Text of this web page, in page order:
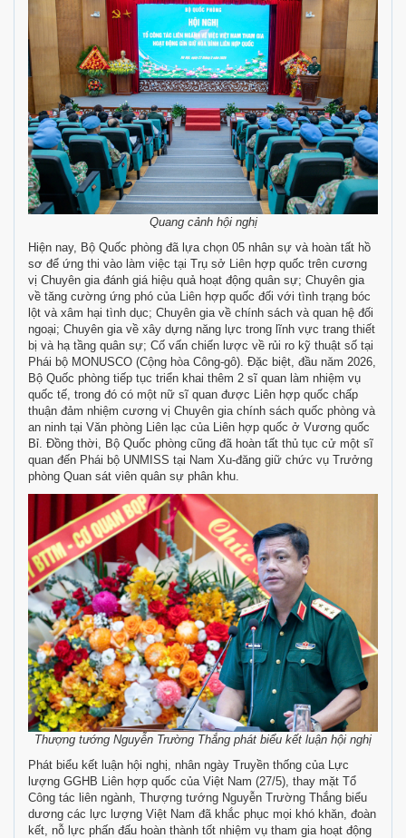
Quang cảnh hội nghị
Hiện nay, Bộ Quốc phòng đã lựa chọn 05 nhân sự và hoàn tất hồ
sơ để ứng thi vào làm việc tại Trụ sở Liên hợp quốc trên cương
vị Chuyên gia đánh giá hiệu quả hoạt động quân sự; Chuyên gia
về tăng cường ứng phó của Liên hợp quốc đối với tình trạng bóc
lột và xâm hại tình dục; Chuyên gia về chính sách và quan hệ đối
ngoại; Chuyên gia về xây dựng năng lực trong lĩnh vực trang thiết
bị và hạ tầng quân sự; Cố vấn chiến lược về rủi ro kỹ thuật số tại
Phái bộ MONUSCO (Cộng hòa Công-gô). Đặc biệt, đầu năm 2026,
Bộ Quốc phòng tiếp tục triển khai thêm 2 sĩ quan làm nhiệm vụ
quốc tế, trong đó có một nữ sĩ quan được Liên hợp quốc chấp
thuận đảm nhiệm cương vị Chuyên gia chính sách quốc phòng và
an ninh tại Văn phòng Liên lạc của Liên hợp quốc ở Vương quốc
Bỉ. Đồng thời, Bộ Quốc phòng cũng đã hoàn tất thủ tục cử một sĩ
quan đến Phái bộ UNMISS tại Nam Xu-đăng giữ chức vụ Trưởng
phòng Quan sát viên quân sự phân khu.
Thượng tướng Nguyễn Trường Thắng phát biểu kết luận hội nghị
Phát biểu kết luận hội nghị, nhân ngày Truyền thống của Lực
lượng GGHB Liên hợp quốc của Việt Nam (27/5), thay mặt Tổ
Công tác liên ngành, Thượng tướng Nguyễn Trường Thắng biểu
dương các lực lượng Việt Nam đã khắc phục mọi khó khăn, đoàn
kết, nỗ lực phấn đấu hoàn thành tốt nhiệm vụ tham gia hoạt động